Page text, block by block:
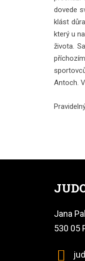
dovede
klást
který u
života.
Antoch.
Jana
530 05